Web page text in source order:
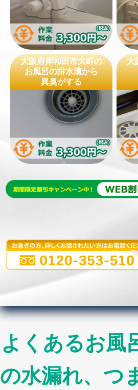
大阪府岸和田市大町の
お風呂の排水溝から
異臭がする
大
よくあるお風
の水漏れ、つ